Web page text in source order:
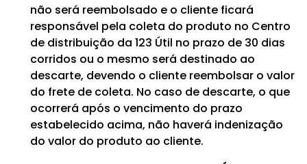
não será reembolsado e o cliente ficará
responsável pela coleta do produto no Centro
de distribuição da 123 Útil no prazo de 30 dias
corridos ou o mesmo será destinado ao
descarte, devendo o cliente reembolsar o valor
do frete de coleta. No caso de descarte, o que
ocorrerá após o vencimento do prazo
estabelecido acima, não haverá indenização
do valor do produto ao cliente.